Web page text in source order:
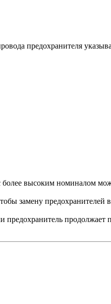
предохранителя
высоким номиналом
замену
продолжает